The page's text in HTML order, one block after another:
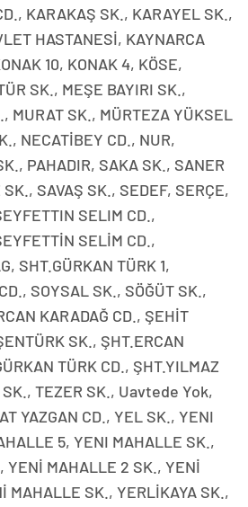
KARAKAŞ SK., KARAYEL SK.,
HASTANESİ, KAYNARCA
10, KONAK 4, KÖSE,
SK., MEŞE BAYIRI SK.,
MURAT SK., MÜRTEZA YÜKSEL
NECATİBEY CD., NUR,
PAHADIR, SAKA SK., SANER
SAVAŞ SK., SEDEF, SERÇE,
SELIM CD.,
SELİM CD.,
SHT.GÜRKAN TÜRK 1,
SOYSAL SK., SÖĞÜT SK.,
KARADAĞ CD., ŞEHİT
SK., ŞHT.ERCAN
TÜRK CD., ŞHT.YILMAZ
TEZER SK., Uavtede Yok,
YAZGAN CD., YEL SK., YENI
5, YENI MAHALLE SK.,
YENİ MAHALLE 2 SK., YENİ
MAHALLE SK., YERLİKAYA SK.,